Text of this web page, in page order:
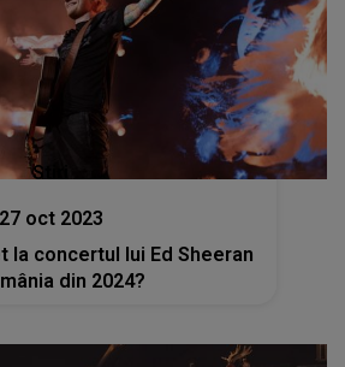
Stiri
27 oct 2023
la concertul lui Ed Sheeran
din 2024?